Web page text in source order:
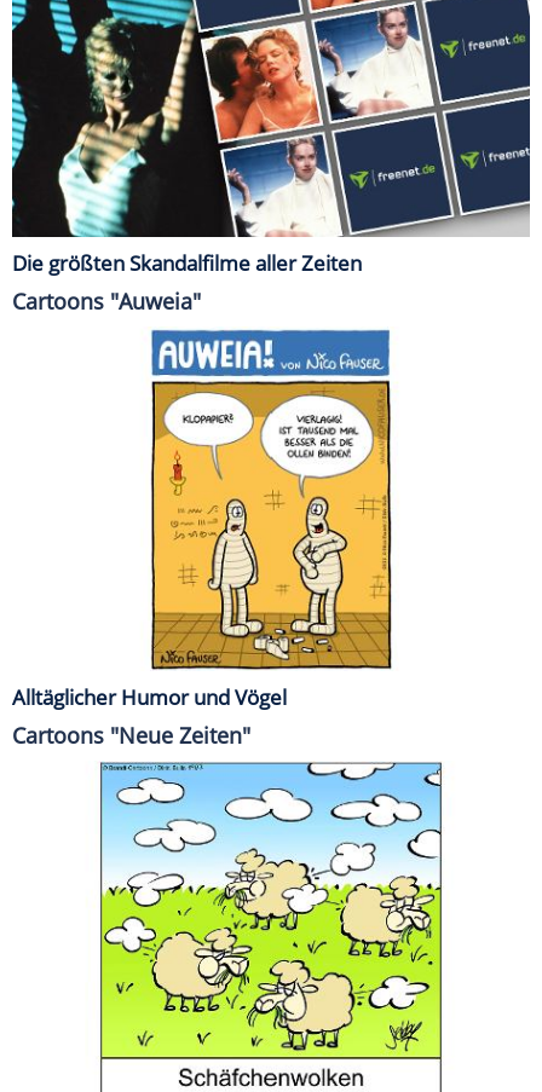
Die größten Skandalfilme aller Zeiten
Cartoons "Auweia"
Alltäglicher Humor und Vögel
Cartoons "Neue Zeiten"